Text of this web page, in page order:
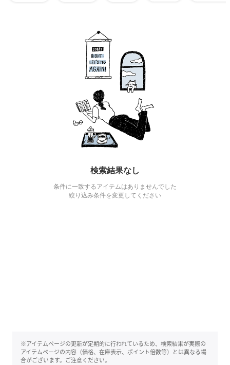
検索結果なし
条件に一致するアイテムはありませんでした
絞り込み条件を変更してください
※アイテムページの更新が定期的に行われているため、検索結果が実際の
アイテムページの内容（価格、在庫表示、ポイント倍数等）とは異なる場
合がございます。ご注意ください。